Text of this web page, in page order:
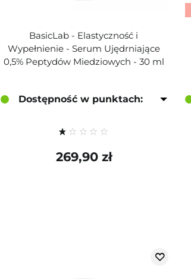
BasicLab - Elastyczność i
Wypełnienie - Serum Ujędrniające
0,5% Peptydów Miedziowych - 30 ml
Dostępność w punktach:
269,90 zł